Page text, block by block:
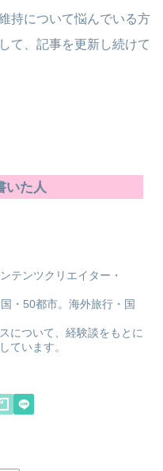
持について悩んでいる方
て、記事を更新し続けて
いた人
テンツクリエイター・
・50都市。海外旅行・国
について、経験談をもとに
ています。